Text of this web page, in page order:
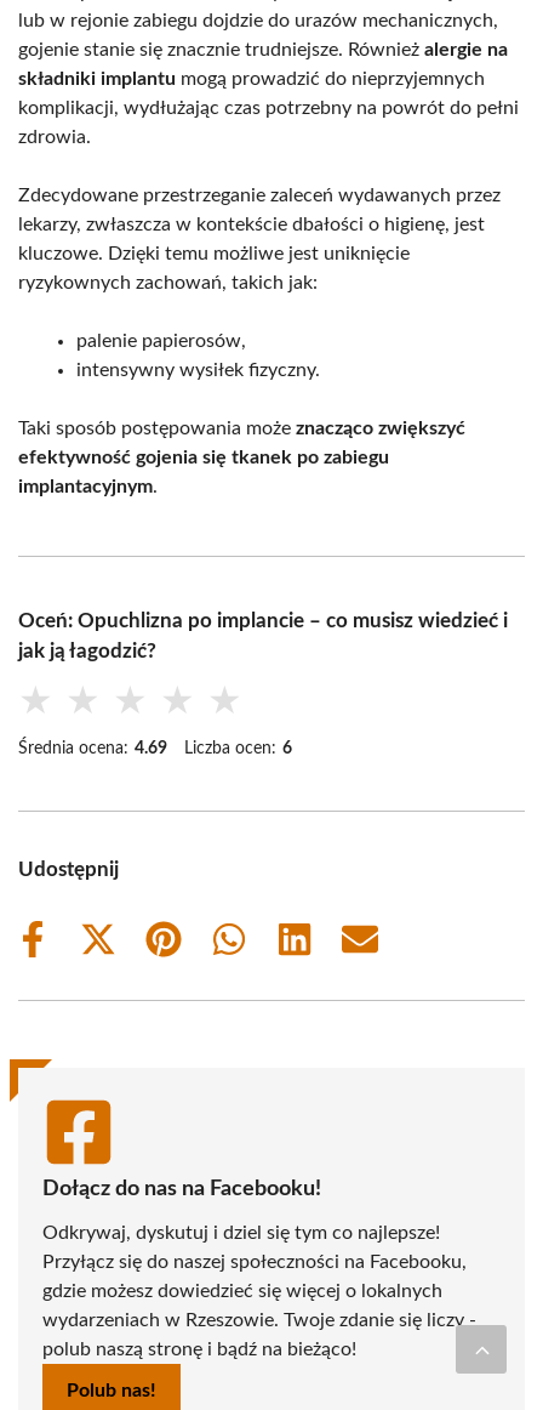
lub w rejonie zabiegu dojdzie do urazów mechanicznych,
gojenie stanie się znacznie trudniejsze. Również alergie na
składniki implantu mogą prowadzić do nieprzyjemnych
komplikacji, wydłużając czas potrzebny na powrót do pełni
zdrowia.
Zdecydowane przestrzeganie zaleceń wydawanych przez
lekarzy, zwłaszcza w kontekście dbałości o higienę, jest
kluczowe. Dzięki temu możliwe jest uniknięcie
ryzykownych zachowań, takich jak:
palenie papierosów,
intensywny wysiłek fizyczny.
Taki sposób postępowania może znacząco zwiększyć
efektywność gojenia się tkanek po zabiegu
implantacyjnym.
Oceń: Opuchlizna po implancie – co musisz wiedzieć i
jak ją łagodzić?
★ ★ ★ ★ ★
Średnia ocena: 4.69 Liczba ocen: 6
Udostępnij
Share
Share
(Twitter)
Share
Share
Share
Share
Dołącz do nas na Facebooku!
Odkrywaj, dyskutuj i dziel się tym co najlepsze!
Przyłącz się do naszej społeczności na Facebooku,
gdzie możesz dowiedzieć się więcej o lokalnych
wydarzeniach w Rzeszowie. Twoje zdanie się liczy -
polub naszą stronę i bądź na bieżąco!
Polub nas!